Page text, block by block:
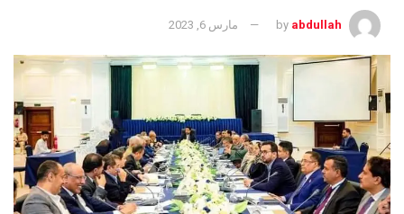
by abdullah مارس 6, 2023